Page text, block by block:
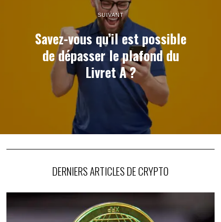
SUIVANT
Savez-vous qu’il est possible
de dépasser le plafond du
Livret A ?
DERNIERS ARTICLES DE CRYPTO